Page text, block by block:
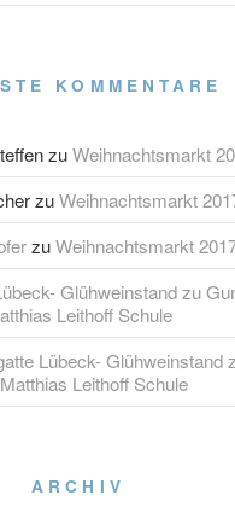
KOMMENTARE
zuWeihnachtsmarkt
zuWeihnachtsmarkt
zuWeihnachtsmarkt
Glühweinstand zu
Leithoff Schule
Lübeck- Glühweinstand
Leithoff Schule
ARCHIV